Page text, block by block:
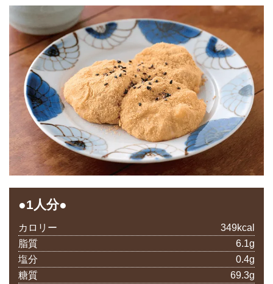
●1人分●
カロリー
349kcal
脂質
6.1g
塩分
0.4g
糖質
69.3g